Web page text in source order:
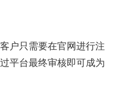
户只需要在官网进行注
平台最终审核即可成为